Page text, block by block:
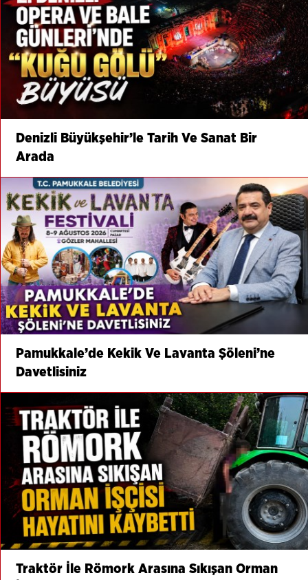
Denizli Büyükşehir’le Tarih Ve Sanat Bir
Arada
Pamukkale’de Kekik Ve Lavanta Şöleni’ne
Davetlisiniz
Traktör İle Römork Arasına Sıkışan Orman